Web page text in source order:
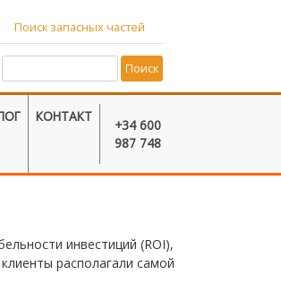
Поиск запасных частей
Поиск
КОНТАКТ
+34 600
987 748
инвестиций (ROI),
располагали самой